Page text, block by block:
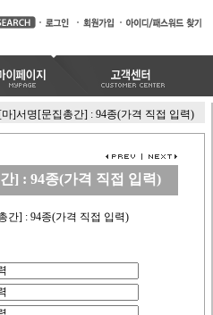
[마]서명[문집총간] : 94종(가격 직접 입력)
] : 94종(가격 직접 입력)
간] : 94종(가격 직접 입력)